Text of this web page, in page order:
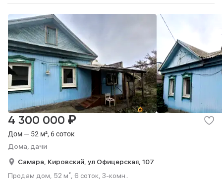
Дом — 52 м², 6 соток
Дома, дачи
4 300 000 ₽
Самара, Кировский, ул Офицерская, 107
Продам дом, 52 м², 6 соток, 3-комн..